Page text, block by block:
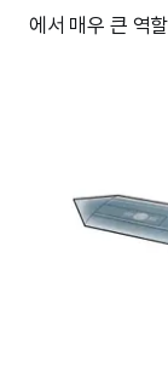
에서 매우 큰 역